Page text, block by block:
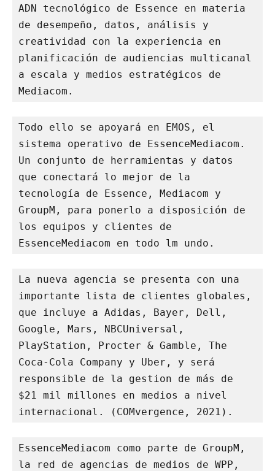
ADN tecnológico de Essence en materia
de desempeño, datos, análisis y
creatividad con la experiencia en
planificación de audiencias multicanal
a escala y medios estratégicos de
Mediacom.
Todo ello se apoyará en EMOS, el
sistema operativo de EssenceMediacom.
Un conjunto de herramientas y datos
que conectará lo mejor de la
tecnología de Essence, Mediacom y
GroupM, para ponerlo a disposición de
los equipos y clientes de
EssenceMediacom en todo lm undo.
La nueva agencia se presenta con una
importante lista de clientes globales,
que incluye a Adidas, Bayer, Dell,
Google, Mars, NBCUniversal,
PlayStation, Procter & Gamble, The
Coca-Cola Company y Uber, y será
responsible de la gestion de más de
$21 mil millones en medios a nivel
internacional. (COMvergence, 2021).
EssenceMediacom como parte de GroupM,
la red de agencias de medios de WPP,